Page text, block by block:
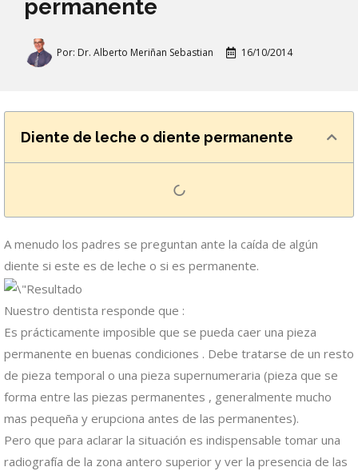
permanente
Por: Dr. Alberto Meriñan Sebastian 16/10/2014
Diente de leche o diente permanente
A menudo los padres se preguntan ante la caída de algún
diente si este es de leche o si es permanente.
Nuestro dentista responde que :
Es prácticamente imposible que se pueda caer una pieza
permanente en buenas condiciones . Debe tratarse de un resto
de pieza temporal o una pieza supernumeraria (pieza que se
forma entre las piezas permanentes , generalmente mucho
mas pequeña y erupciona antes de las permanentes).
Pero que para aclarar la situación es indispensable tomar una
radiografía de la zona antero superior y ver la presencia de las